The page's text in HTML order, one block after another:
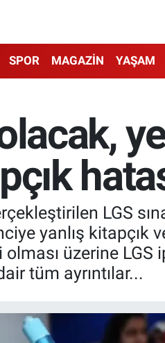
SPOR MAGAZİN YAŞAM
LGS
yanlış kitapçık
üzerine LGS
tüm ayrıntılar...